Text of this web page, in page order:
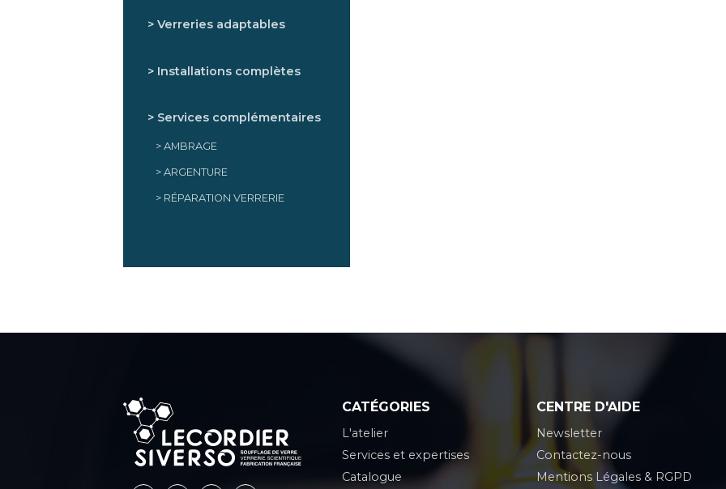
Verreries adaptables
Installations complètes
Services complémentaires
AMBRAGE
ARGENTURE
RÉPARATION VERRERIE
CATÉGORIES
L'atelier
Services et expertises
Catalogue
CENTRE D'AIDE
Newsletter
Contactez-nous
Mentions Légales & RGPD